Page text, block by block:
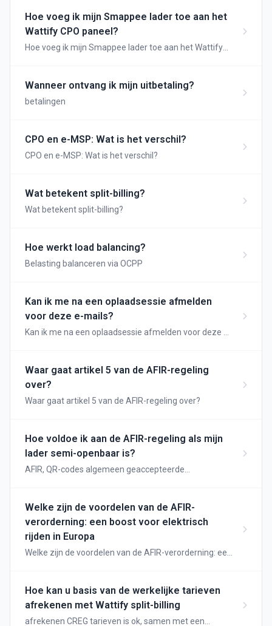
Hoe voeg ik mijn Smappee lader toe aan het
Wattify CPO paneel?
Hoe voeg ik mijn Smappee lader toe aan het Wattify
Wanneer ontvang ik mijn uitbetaling?
betalingen
CPO en e-MSP: Wat is het verschil?
CPO en e-MSP: Wat is het verschil?
Wat betekent split-billing?
Wat betekent split-billing?
Hoe werkt load balancing?
Belasting balanceren via OCPP
Kan ik me na een oplaadsessie afmelden
voor deze e-mails?
Kan ik me na een oplaadsessie afmelden voor deze e-
Waar gaat artikel 5 van de AFIR-regeling
over?
Waar gaat artikel 5 van de AFIR-regeling over?
Hoe voldoe ik aan de AFIR-regeling als mijn
lader semi-openbaar is?
AFIR, QR-codes algemeen geaccepteerde
Welke zijn de voordelen van de AFIR-
verorderning: een boost voor elektrisch
rijden in Europa
Welke zijn de voordelen van de AFIR-verorderning: een
Hoe kan u basis van de werkelijke tarieven
afrekenen met Wattify split-billing
afrekenen CREG tarieven is ok, samen met een